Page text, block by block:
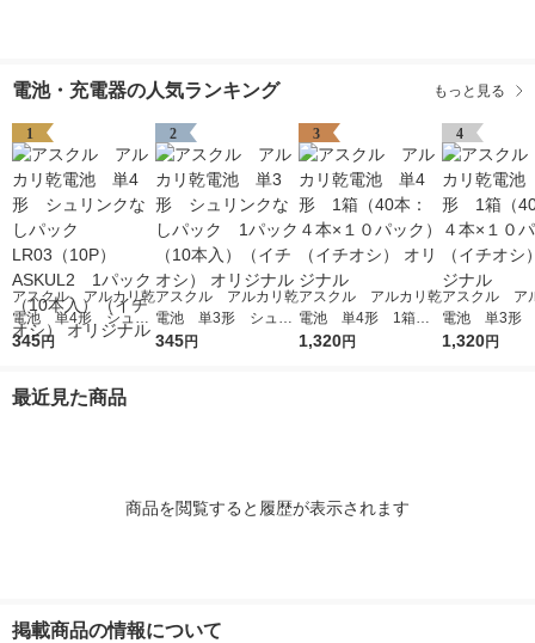
電池・充電器の人気ランキング もっと見る
1
アスクル アルカリ乾
電池 単4形 シュリ
ンクなしパック LR0
（イチオシ） オリジ
345円
2
アスクル アルカリ乾
電池 単3形 シュリ
ンクなしパック 1パ
345円
3
アスクル アルカリ乾
電池 単4形 1箱（4
0本：４本×１０パッ
1,320円
4
アスクル ア
電池 単3形
0本：４本×１
1,320円
最近見た商品
商品を閲覧すると履歴が表示されます
掲載商品の情報について